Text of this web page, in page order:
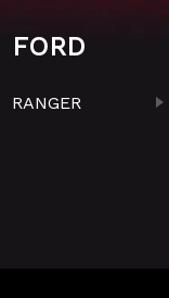
FORD
RANGER